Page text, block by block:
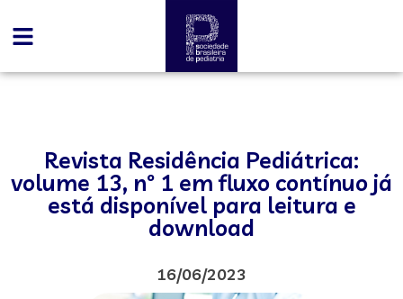
Revista Residência Pediátrica:
volume 13, nº 1 em fluxo contínuo já
está disponível para leitura e
download
16/06/2023